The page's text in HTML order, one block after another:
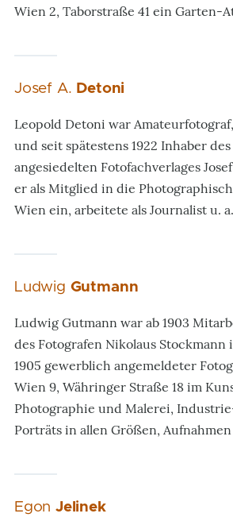
Wien 2, Taborstraße 41 ein Garten-
Josef A. Detoni
Leopold Detoni war
und seit spätestens 1922 Inhaber
angesiedelten Fotofachverlages
er als Mitglied in die
Wien ein, arbeitete als Journalist u. a.
Ludwig Gutmann
Ludwig Gutmann war ab 1903
des Fotografen Nikolaus
1905 gewerblich angemeldeter
Wien 9, Währinger Straße 18 im
Photographie und Malerei,
Porträts in allen Größen,
EgonJelinek